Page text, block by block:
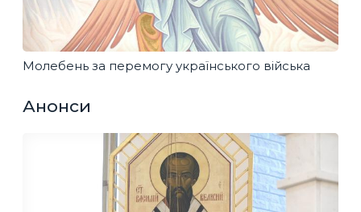
Молебень за перемогу українського війська
Анонси